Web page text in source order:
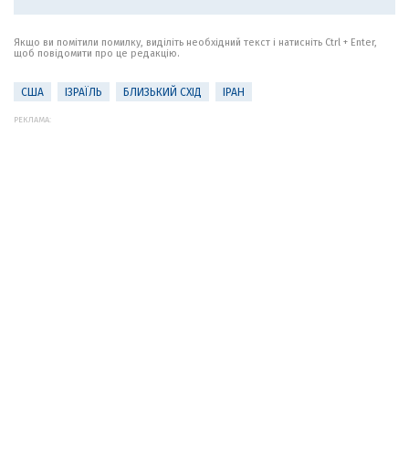
Якщо ви помітили помилку, виділіть необхідний текст і натисніть Ctrl + Enter,
щоб повідомити про це редакцію.
США ІЗРАЇЛЬ БЛИЗЬКИЙ СХІД ІРАН
РЕКЛАМА: